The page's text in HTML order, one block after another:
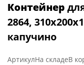
Контейнер
2864,
капучино
АртикулНа складеВ